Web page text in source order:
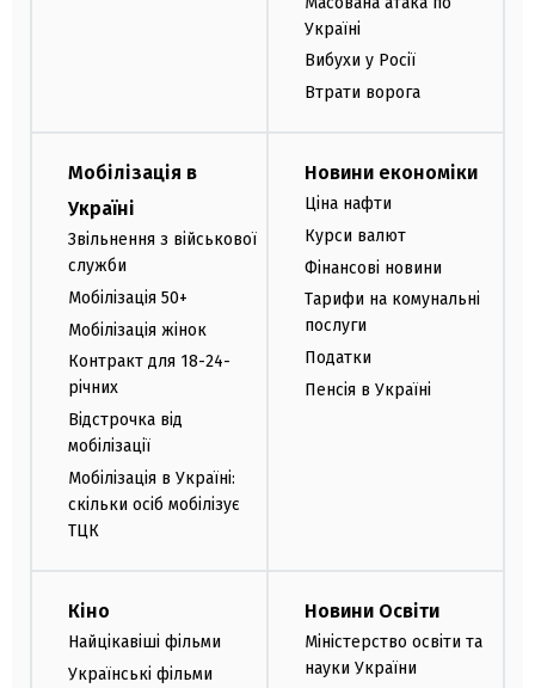
Україні
Вибухи у Росії
Втрати ворога
Мобілізація в
Україні
Звільнення з військової
служби
Мобілізація 50+
Мобілізація жінок
Контракт для 18-24-
річних
Відстрочка від
мобілізації
Мобілізація в Україні:
скільки осіб мобілізує
ТЦК
Новини економіки
Ціна нафти
Курси валют
Фінансові новини
Тарифи на комунальні
послуги
Податки
Пенсія в Україні
Кіно
Найцікавіші фільми
Українські фільми
Новини Освіти
Міністерство освіти та
науки України